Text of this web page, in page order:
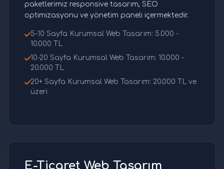
paketlerimiz responsive tasarım, SEO
optimizasyonu ve yönetim paneli içermektedir.
5-10 Sayfa Kurumsal Web Tasarım: 5.000 -
10.000 TL
10-20 Sayfa Kurumsal Web Tasarım: 10.000 -
20.000 TL
20+ Sayfa Kurumsal Web Tasarım: 20.000 TL ve
üzeri
E-Ticaret Web Tasarım